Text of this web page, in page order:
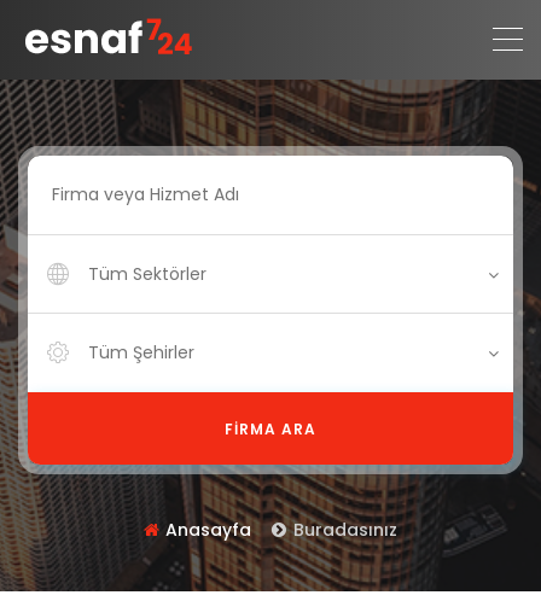
Tüm Sektörler
Tüm Şehirler
FIRMA ARA
Anasayfa Buradasınız